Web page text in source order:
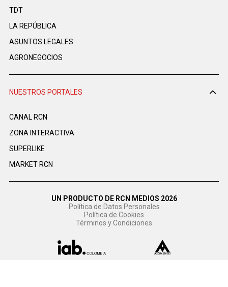
TDT
LA REPÚBLICA
ASUNTOS LEGALES
AGRONEGOCIOS
NUESTROS PORTALES
CANAL RCN
ZONA INTERACTIVA
SUPERLIKE
MARKET RCN
UN PRODUCTO DE RCN MEDIOS 2026
Política de Datos Personales
Política de Cookies
Términos y Condiciones